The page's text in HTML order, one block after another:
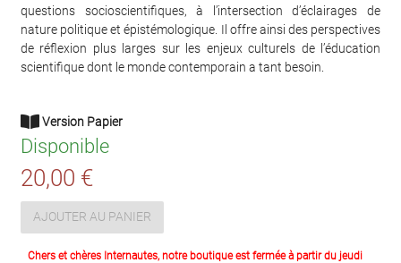
questions socioscientifiques, à l’intersection d’éclairages de
nature politique et épistémologique. Il offre ainsi des perspectives
de réflexion plus larges sur les enjeux culturels de l’éducation
scientifique dont le monde contemporain a tant besoin.
Version Papier
Disponible
20,00 €
AJOUTER AU PANIER
Chers et chères Internautes, notre boutique est fermée à partir du jeudi